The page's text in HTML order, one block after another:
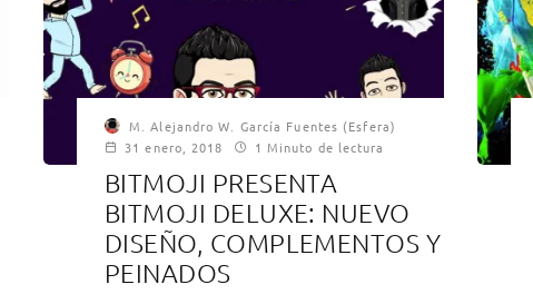
M. Alejandro W. García Fuentes (Esfera)
31 enero, 2018
1 Minuto de lectura
BITMOJI PRESENTA
BITMOJI DELUXE: NUEVO
DISEÑO, COMPLEMENTOS Y
PEINADOS